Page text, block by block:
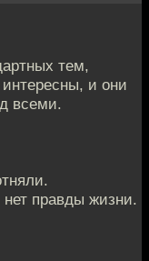
тем,
и они
всеми.
правды жизни.